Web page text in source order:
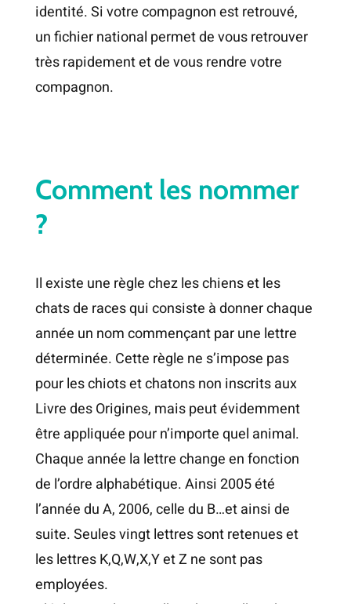
identité. Si votre compagnon est retrouvé,
un fichier national permet de vous retrouver
très rapidement et de vous rendre votre
compagnon.
Comment les nommer
?
Il existe une règle chez les chiens et les
chats de races qui consiste à donner chaque
année un nom commençant par une lettre
déterminée. Cette règle ne s’impose pas
pour les chiots et chatons non inscrits aux
Livre des Origines, mais peut évidemment
être appliquée pour n’importe quel animal.
Chaque année la lettre change en fonction
de l’ordre alphabétique. Ainsi 2005 été
l’année du A, 2006, celle du B…et ainsi de
suite. Seules vingt lettres sont retenues et
les lettres K,Q,W,X,Y et Z ne sont pas
employées.